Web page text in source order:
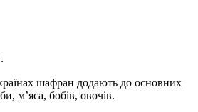
шафран додають до основних
м’яса, бобів, овочів.